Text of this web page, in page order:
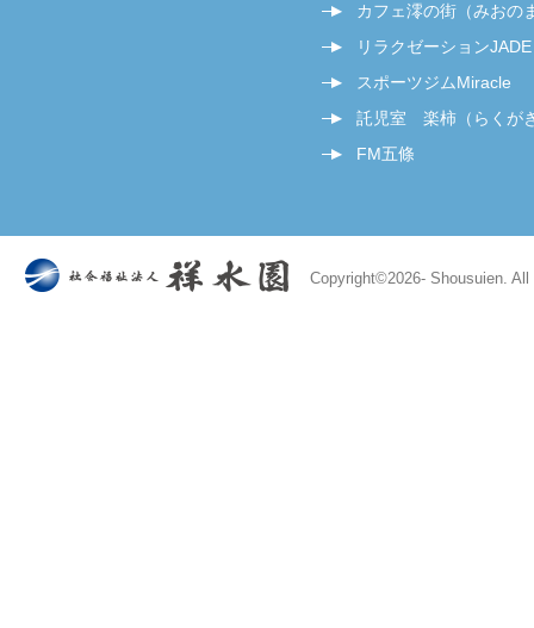
カフェ澪の街（みおの
リラクゼーションJADE
スポーツジムMiracle
託児室 楽柿（らくが
FM五條
Copyright©2026- Shousuien.